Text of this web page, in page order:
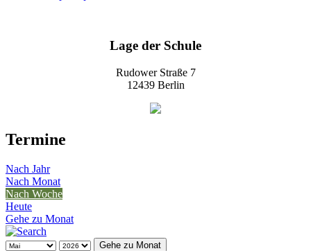
Lage der Schule
Rudower Straße 7
12439 Berlin
Termine
Nach Jahr
Nach Monat
Nach Woche
Heute
Gehe zu Monat
Gehe zu Monat